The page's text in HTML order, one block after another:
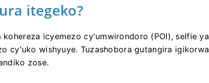
itegeko?
icyemezo cy'umwirondoro (POI), selfie ya
cy'uko wishyuye. Tuzashobora gutangira igikorwa
zose.